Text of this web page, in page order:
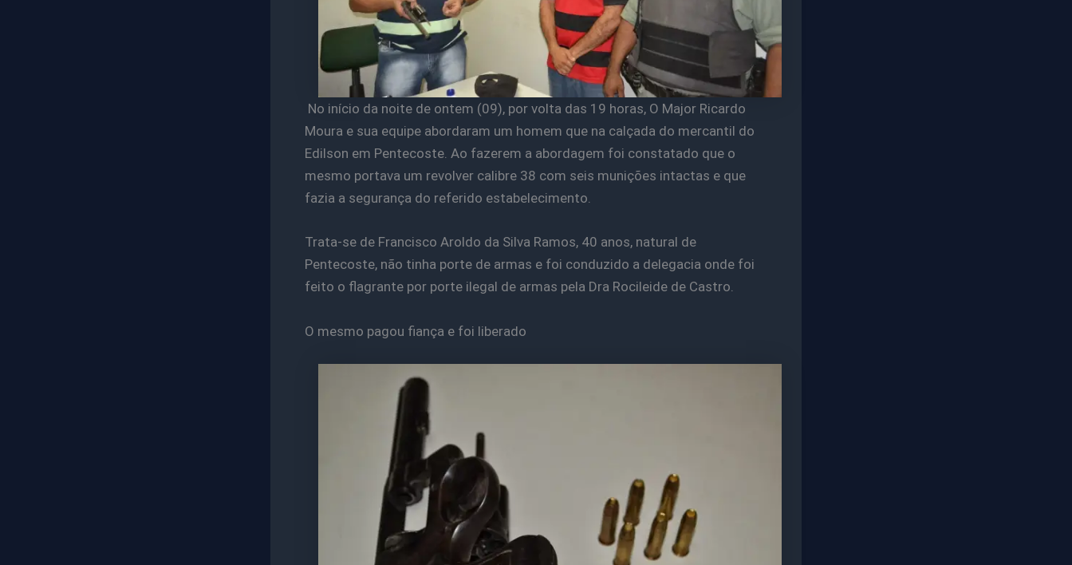
No início da noite de ontem (09), por volta das 19 horas, O Major Ricardo
Moura e sua equipe abordaram um homem que na calçada do mercantil do
Edilson em Pentecoste. Ao fazerem a abordagem foi constatado que o
mesmo portava um revolver calibre 38 com seis munições intactas e que
fazia a segurança do referido estabelecimento.
Trata-se de Francisco Aroldo da Silva Ramos, 40 anos, natural de
Pentecoste, não tinha porte de armas e foi conduzido a delegacia onde foi
feito o flagrante por porte ilegal de armas pela Dra Rocileide de Castro.
O mesmo pagou fiança e foi liberado